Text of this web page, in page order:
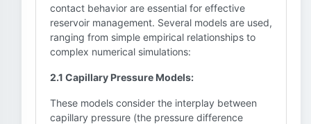
contact behavior are essential for effective
reservoir management. Several models are used,
ranging from simple empirical relationships to
complex numerical simulations:
2.1 Capillary Pressure Models:
These models consider the interplay between
capillary pressure (the pressure difference